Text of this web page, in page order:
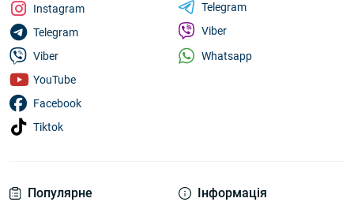
Популярне Інформація
Instagram
Telegram
Viber
YouTube
Facebook
Tiktok
Telegram
Viber
Whatsapp